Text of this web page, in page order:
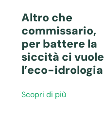
Altro che
commissario,
per battere la
siccità ci vuole
l’eco-idrologia
Scopri di più